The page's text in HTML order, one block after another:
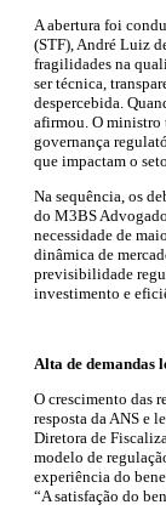
A abertura foi
(STF), André Luiz
fragilidades na
ser técnica,
despercebida.
afirmou. O ministro
governança
que impactam o
Na sequência, os
do M3BS
necessidade de
dinâmica de
previsibilidade
investimento e
Alta de demandas
O crescimento das
resposta da ANS e
Diretora de
modelo de
experiência do
“A satisfação do